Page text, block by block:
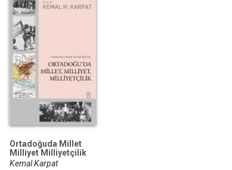
Ortadoğuda Millet
Milliyet Milliyetçilik
Kemal Karpat